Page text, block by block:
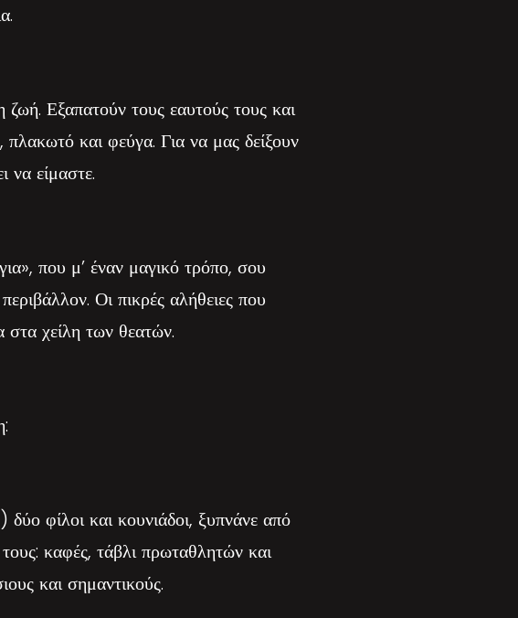
Εξαπατούν τους εαυτούς τους και
και φεύγα. Για να μας δείξουν
να είμαστε.
που μ’ έναν μαγικό τρόπο, σου
Οι πικρές αλήθειες που
στα χείλη των θεατών.
φίλοι και κουνιάδοι, ξυπνάνε από
καφές, τάβλι πρωταθλητών και
και σημαντικούς.